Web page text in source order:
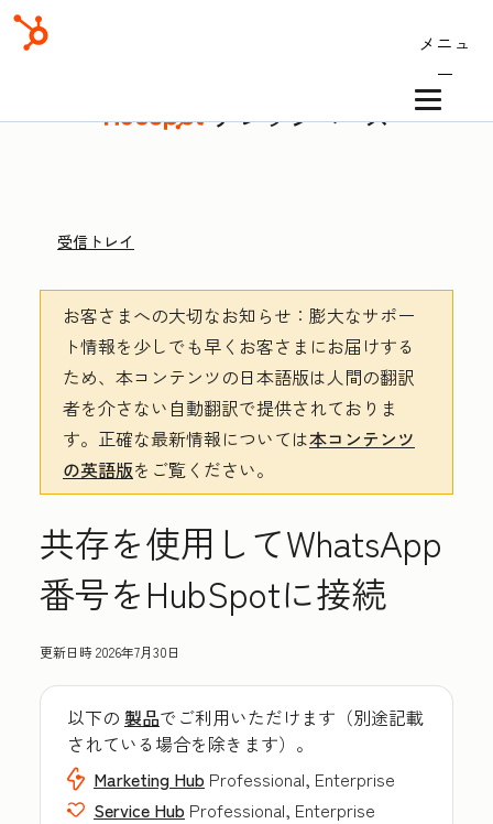
メニュ
ー
ナレッジベース
受信トレイ
お客さまへの大切なお知らせ ：膨大なサポー
ト情報を少しでも早くお客さまにお届けする
ため、本コンテンツの日本語版は人間の翻訳
者を介さない自動翻訳で提供されておりま
す。 正確な最新情報については本コンテンツ
の英語版をご覧ください。
共存を使用してWhatsApp
番号をHubSpotに接続
更新日時2026年7月30日
以下の 製品でご利用いただけます（別途記載
されている場合を除きます）。
Marketing Hub Professional, Enterprise
Service Hub Professional, Enterprise